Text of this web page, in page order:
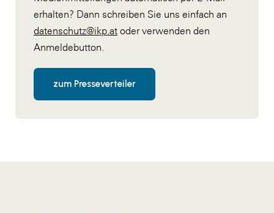
erhalten? Dann schreiben Sie uns einfach an
datenschutz@ikp.at oder verwenden den
Anmeldebutton.
zum Presseverteiler